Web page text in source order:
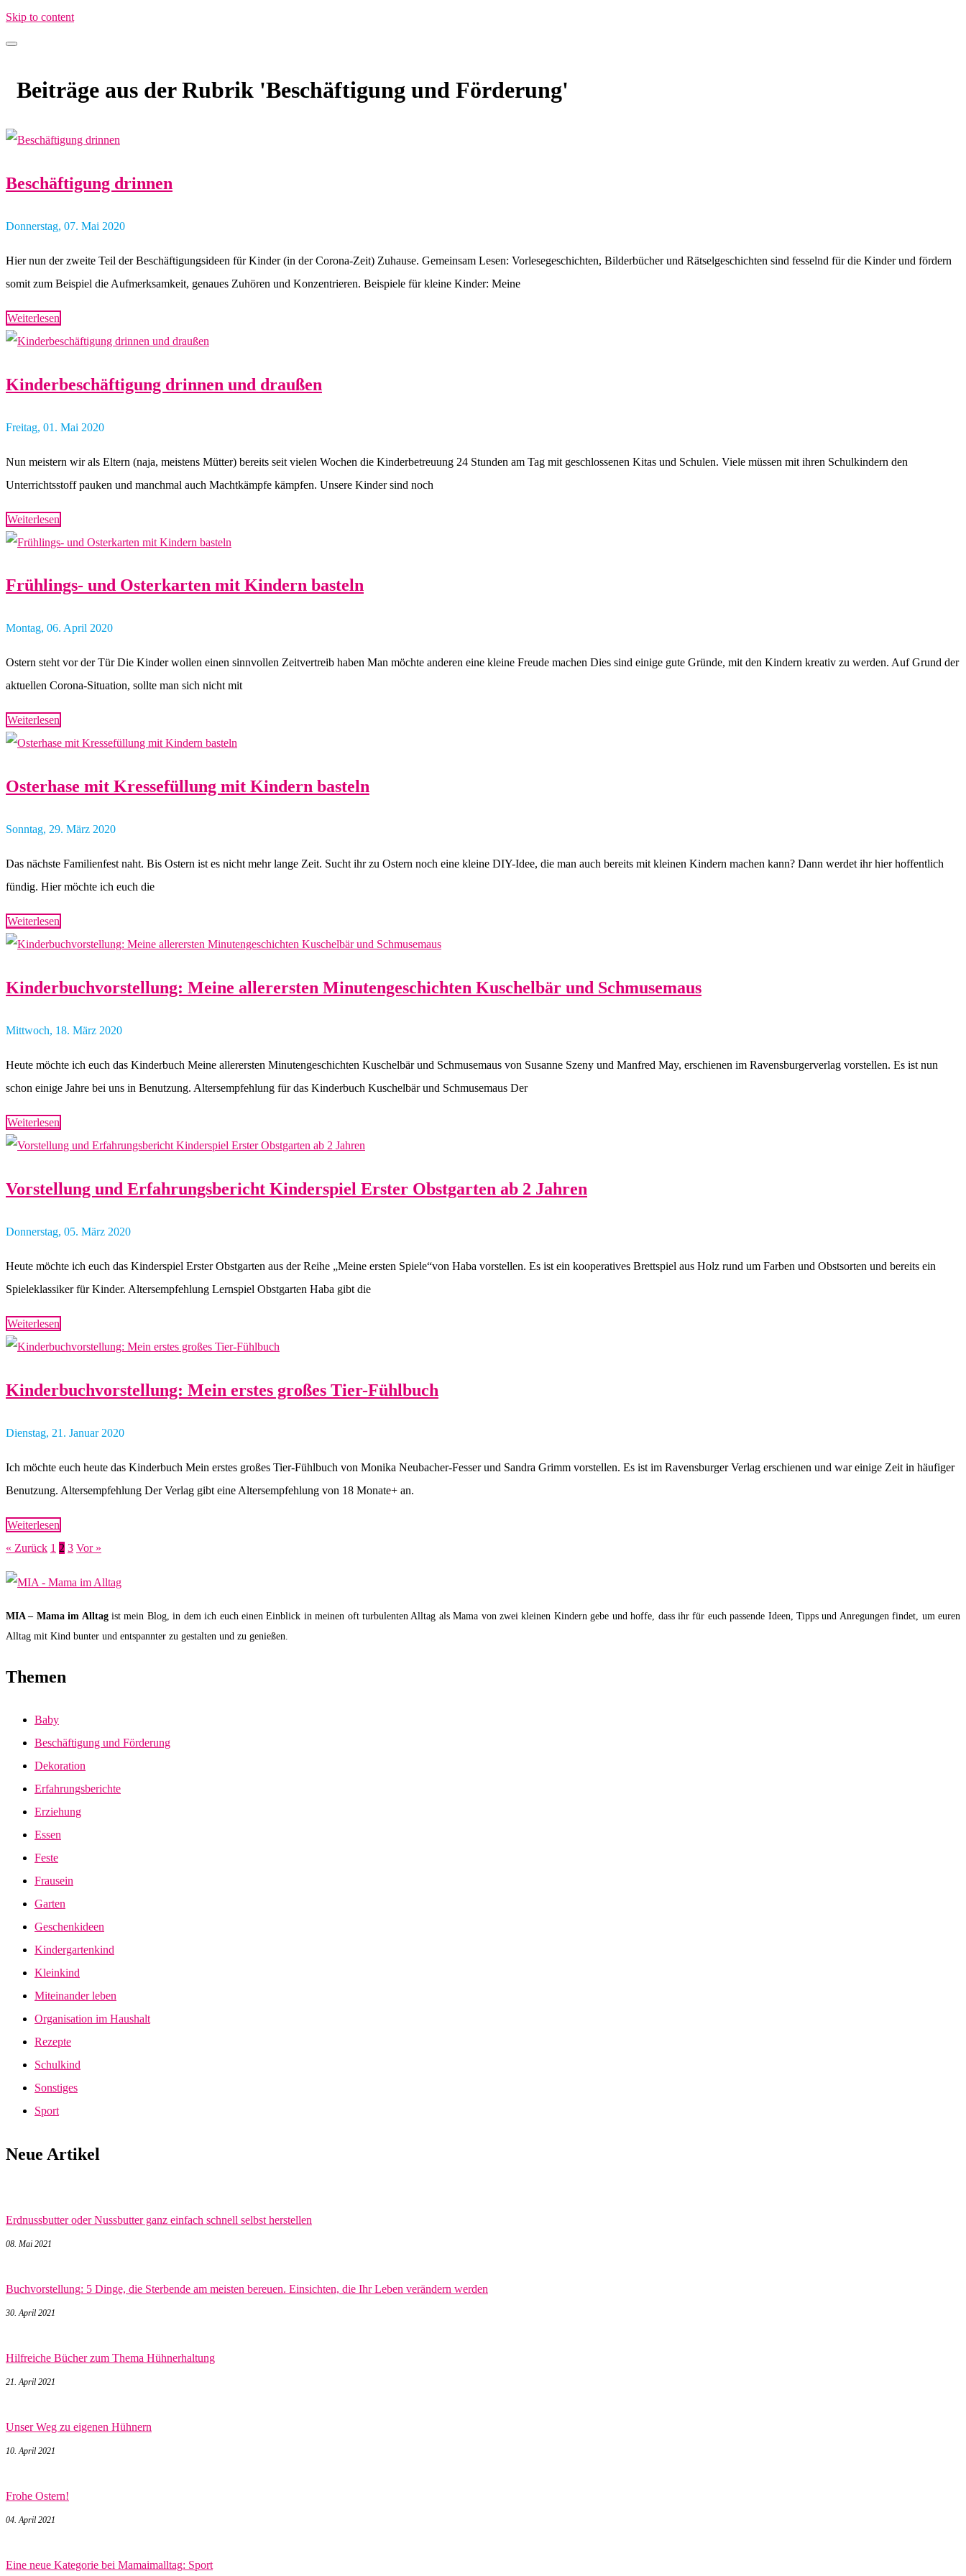
Skip to content
Beiträge aus der Rubrik 'Beschäftigung und Förderung'
Beschäftigung drinnen
Donnerstag, 07. Mai 2020
Hier nun der zweite Teil der Beschäftigungsideen für Kinder (in der Corona-Zeit) Zuhause. Gemeinsam Lesen: Vorlesegeschichten, Bilderbücher und Rätselgeschichten sind fesselnd für die Kinder und fördern
somit zum Beispiel die Aufmerksamkeit, genaues Zuhören und Konzentrieren. Beispiele für kleine Kinder: Meine
Weiterlesen
Kinderbeschäftigung drinnen und draußen
Freitag, 01. Mai 2020
Nun meistern wir als Eltern (naja, meistens Mütter) bereits seit vielen Wochen die Kinderbetreuung 24 Stunden am Tag mit geschlossenen Kitas und Schulen. Viele müssen mit ihren Schulkindern den
Unterrichtsstoff pauken und manchmal auch Machtkämpfe kämpfen. Unsere Kinder sind noch
Weiterlesen
Frühlings- und Osterkarten mit Kindern basteln
Montag, 06. April 2020
Ostern steht vor der Tür Die Kinder wollen einen sinnvollen Zeitvertreib haben Man möchte anderen eine kleine Freude machen Dies sind einige gute Gründe, mit den Kindern kreativ zu werden. Auf Grund der
aktuellen Corona-Situation, sollte man sich nicht mit
Weiterlesen
Osterhase mit Kressefüllung mit Kindern basteln
Sonntag, 29. März 2020
Das nächste Familienfest naht. Bis Ostern ist es nicht mehr lange Zeit. Sucht ihr zu Ostern noch eine kleine DIY-Idee, die man auch bereits mit kleinen Kindern machen kann? Dann werdet ihr hier hoffentlich
fündig. Hier möchte ich euch die
Weiterlesen
Kinderbuchvorstellung: Meine allerersten Minutengeschichten Kuschelbär und Schmusemaus
Mittwoch, 18. März 2020
Heute möchte ich euch das Kinderbuch Meine allerersten Minutengeschichten Kuschelbär und Schmusemaus von Susanne Szeny und Manfred May, erschienen im Ravensburgerverlag vorstellen. Es ist nun
schon einige Jahre bei uns in Benutzung. Altersempfehlung für das Kinderbuch Kuschelbär und Schmusemaus Der
Weiterlesen
Vorstellung und Erfahrungsbericht Kinderspiel Erster Obstgarten ab 2 Jahren
Donnerstag, 05. März 2020
Heute möchte ich euch das Kinderspiel Erster Obstgarten aus der Reihe „Meine ersten Spiele“von Haba vorstellen. Es ist ein kooperatives Brettspiel aus Holz rund um Farben und Obstsorten und bereits ein
Spieleklassiker für Kinder. Altersempfehlung Lernspiel Obstgarten Haba gibt die
Weiterlesen
Kinderbuchvorstellung: Mein erstes großes Tier-Fühlbuch
Dienstag, 21. Januar 2020
Ich möchte euch heute das Kinderbuch Mein erstes großes Tier-Fühlbuch von Monika Neubacher-Fesser und Sandra Grimm vorstellen. Es ist im Ravensburger Verlag erschienen und war einige Zeit in häufiger
Benutzung. Altersempfehlung Der Verlag gibt eine Altersempfehlung von 18 Monate+ an.
Weiterlesen
« Zurück 1 2 3 Vor »
MIA – Mama im Alltagist mein Blog, in dem ich euch einen Einblick in meinen oft turbulenten Alltag als Mama von zwei kleinen Kindern gebe und hoffe, dass ihr für euch passende Ideen, Tipps und Anregungen findet, um euren
Alltag mit Kind bunter und entspannter zu gestalten und zu genießen.
Themen
Baby
Beschäftigung und Förderung
Dekoration
Erfahrungsberichte
Erziehung
Essen
Feste
Frausein
Garten
Geschenkideen
Kindergartenkind
Kleinkind
Miteinander leben
Organisation im Haushalt
Rezepte
Schulkind
Sonstiges
Sport
Neue Artikel
Erdnussbutter oder Nussbutter ganz einfach schnell selbst herstellen
08. Mai 2021
Buchvorstellung: 5 Dinge, die Sterbende am meisten bereuen. Einsichten, die Ihr Leben verändern werden
30. April 2021
Hilfreiche Bücher zum Thema Hühnerhaltung
21. April 2021
Unser Weg zu eigenen Hühnern
10. April 2021
Frohe Ostern!
04. April 2021
Eine neue Kategorie bei Mamaimalltag: Sport